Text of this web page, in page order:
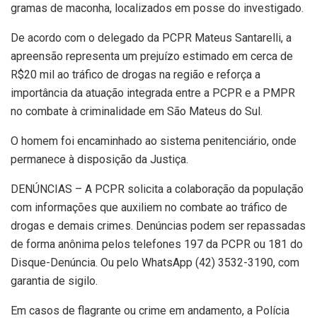
gramas de maconha, localizados em posse do investigado.
De acordo com o delegado da PCPR Mateus Santarelli, a
apreensão representa um prejuízo estimado em cerca de
R$20 mil ao tráfico de drogas na região e reforça a
importância da atuação integrada entre a PCPR e a PMPR
no combate à criminalidade em São Mateus do Sul.
O homem foi encaminhado ao sistema penitenciário, onde
permanece à disposição da Justiça.
DENÚNCIAS – A PCPR solicita a colaboração da população
com informações que auxiliem no combate ao tráfico de
drogas e demais crimes. Denúncias podem ser repassadas
de forma anônima pelos telefones 197 da PCPR ou 181 do
Disque-Denúncia. Ou pelo WhatsApp (42) 3532-3190, com
garantia de sigilo.
Em casos de flagrante ou crime em andamento, a Polícia